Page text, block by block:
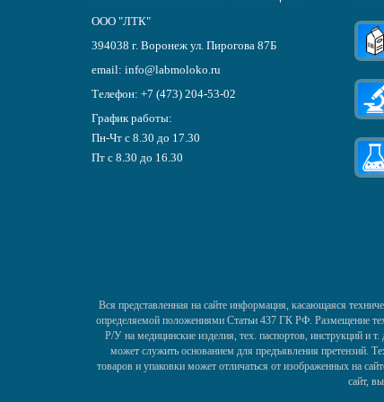
ООО "ЛТК"
394038 г. Воронеж ул. Пирогова 87Б
email: info@labmoloko.ru
Телефон: +7 (473) 204-53-02
График работы:
Пн-Чт с 8.30 до 17.30
Пт с 8.30 до 16.30
Вся представленная на сайте информация, касающаяся
определяемой положениями Статьи 437 ГК РФ. Размещение
Р/У на медицинские изделия, тех. паспортов, инструкций и
может служить основанием для предъявления претензий.
товаров и упаковки может отличаться от изображенных на
сайт,